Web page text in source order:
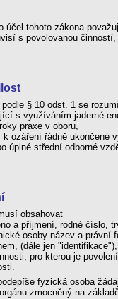
účel tohoto zákona
s povolovanou
§ 10 odst. 1 se
s využíváním jaderné
praxe v oboru,
ozáření řádně ukončené
úplné střední odborné
obsahovat
a příjmení, rodné číslo,
osoby název a
(dále jen
pro kterou je
fyzická osoba
zmocněný na